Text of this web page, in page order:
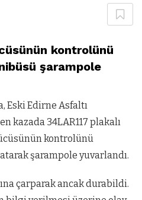
kontrolünü
şarampole
Eski Edirne Asfaltı
kazada 34LAR117 plakalı
kontrolünü
şarampole yuvarlandı.
çarparak ancak durabildi.